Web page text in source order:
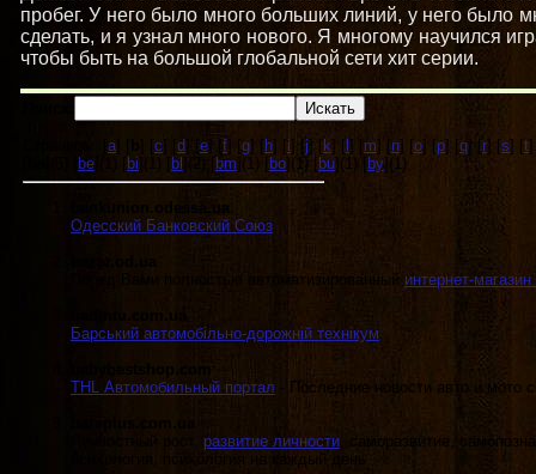
пробег. У него было много больших линий, у него было
сделать, и я узнал много нового. Я многому научился
чтобы быть на большой глобальной сети хит серии.
a] [ c d e f] [g h ] [i] [ j] [ k] [ ] [ m] [ n] [o] [p ] [q ] [r ] [s] [t
be bi bl bm ](1) [ bo ](1) [ bu ](1) [ by ](1)
bankunion.odessa.ua
Одесский Банковский Союз
Перед Вами полностью автоматизированный интернет-магазин
badtntu.com.ua
Барський автомобiльно-дорожнiй технiкум.
babybestshop.com
THL Автомобильный портал - Последние новости авто и мото
развитие личности , саморазвитие,
психология, психология на каждый день